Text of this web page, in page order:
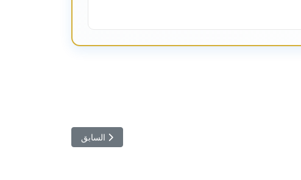
المقال السابق: من في واشنطن
السابق